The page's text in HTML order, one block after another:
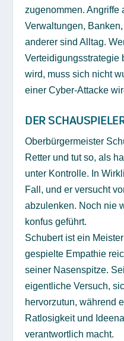
zugenommen. Angriffe
Verwaltungen,
anderer sind Alltag.
Verteidigungsstrategie
wird, muss sich nicht
einer Cyber-Attacke
DER
Oberbürgermeister
Retter und tut so, als
unter Kontrolle. In
Fall, und er versucht
abzulenken. Noch nie
konfus geführt.
Schubert ist ein
gespielte Empathie
seiner Nasenspitze.
eigentliche Versuch,
hervorzutun, während
Ratlosigkeit und
verantwortlich macht.